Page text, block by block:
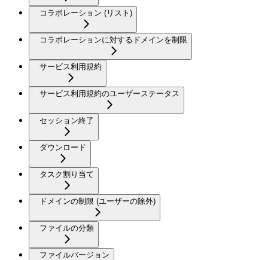
コラボレーション (リスト)
コラボレーションに対するドメインを制限
サービス利用規約
サービス利用規約のユーザーステータス
セッション終了
ダウンロード
タスク割り当て
ドメインの制限 (ユーザーの除外)
ファイルの分類
ファイルバージョン